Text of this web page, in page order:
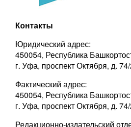
Контакты
Юридический адрес:
450054, Республика
г. Уфа, проспект Октября, д.
Фактический адрес:
450054, Республика
г. Уфа, проспект Октября, д.
Редакционно-издательский